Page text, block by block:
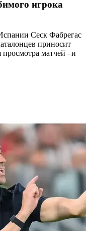
игрока
Сеск Фабрегас
приносит
просмотра матчей –и